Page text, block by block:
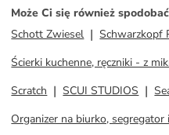
Może Ci się również spodobać
Schott Zwiesel
Schwarzkopf
Ścierki kuchenne, ręczniki - z
Scratch
SCUI STUDIOS
Organizer na biurko, segregator